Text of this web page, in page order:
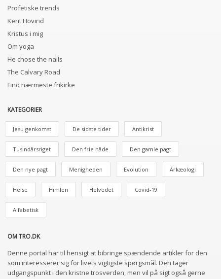
Profetiske trends
Kent Hovind
Kristus i mig
Om yoga
He chose the nails
The Calvary Road
Find nærmeste frikirke
KATEGORIER
Jesu genkomst De sidste tider Antikrist
Tusindårsriget Den frie nåde Den gamle pagt
Den nye pagt Menigheden Evolution Arkæologi
Helse Himlen Helvedet Covid-19
Alfabetisk
OM TRO.DK
Denne portal har til hensigt at bibringe spændende artikler for den
som interesserer sig for livets vigtigste spørgsmål. Den tager
udgangspunkt i den kristne trosverden, men vil på sigt også gerne